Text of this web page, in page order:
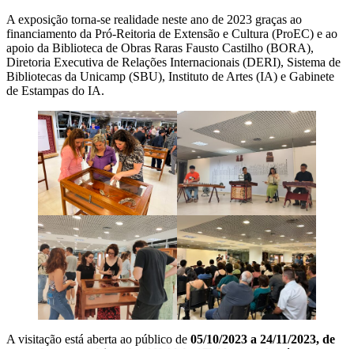
A exposição torna-se realidade neste ano de 2023 graças ao
financiamento da Pró-Reitoria de Extensão e Cultura (ProEC) e ao
apoio da Biblioteca de Obras Raras Fausto Castilho (BORA),
Diretoria Executiva de Relações Internacionais (DERI), Sistema de
Bibliotecas da Unicamp (SBU), Instituto de Artes (IA) e Gabinete
de Estampas do IA.
A visitação está aberta ao público de 05/10/2023 a 24/11/2023, de